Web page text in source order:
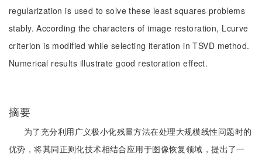
regularization is used to solve these least squares problems
stably. According the characters of image restoration, Lcurve
criterion is modified while selecting iteration in TSVD method.
Numerical results illustrate good restoration effect.
摘要
为了充分利用广义极小化残量方法在处理大规模线性问题时的
优势，将其同正则化技术相结合应用于图像恢复领域，提出了一